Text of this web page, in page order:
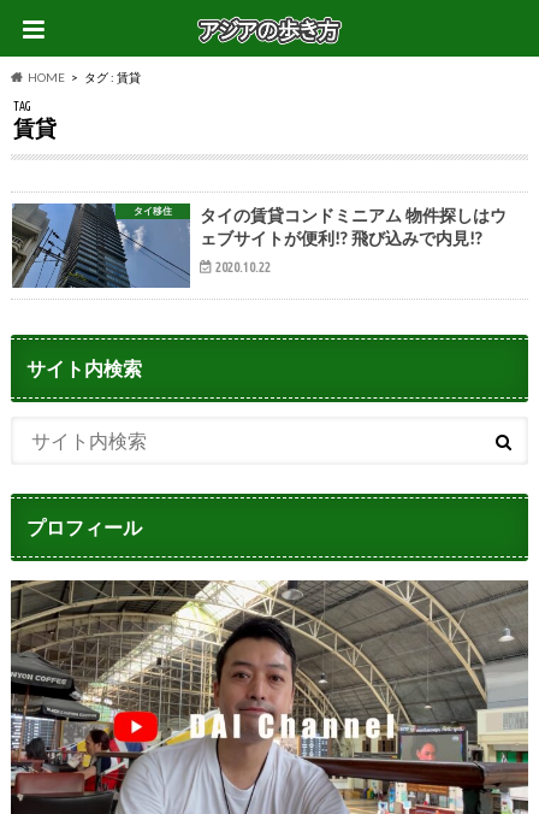
HOME タグ : 賃貸
TAG
賃貸
タイ移住
タイの賃貸コンドミニアム 物件探しはウ
ェブサイトが便利!? 飛び込みで内見!?
2020.10.22
サイト内検索
プロフィール